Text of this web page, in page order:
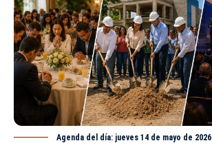
Agenda del día: jueves 14 de mayo de 2026